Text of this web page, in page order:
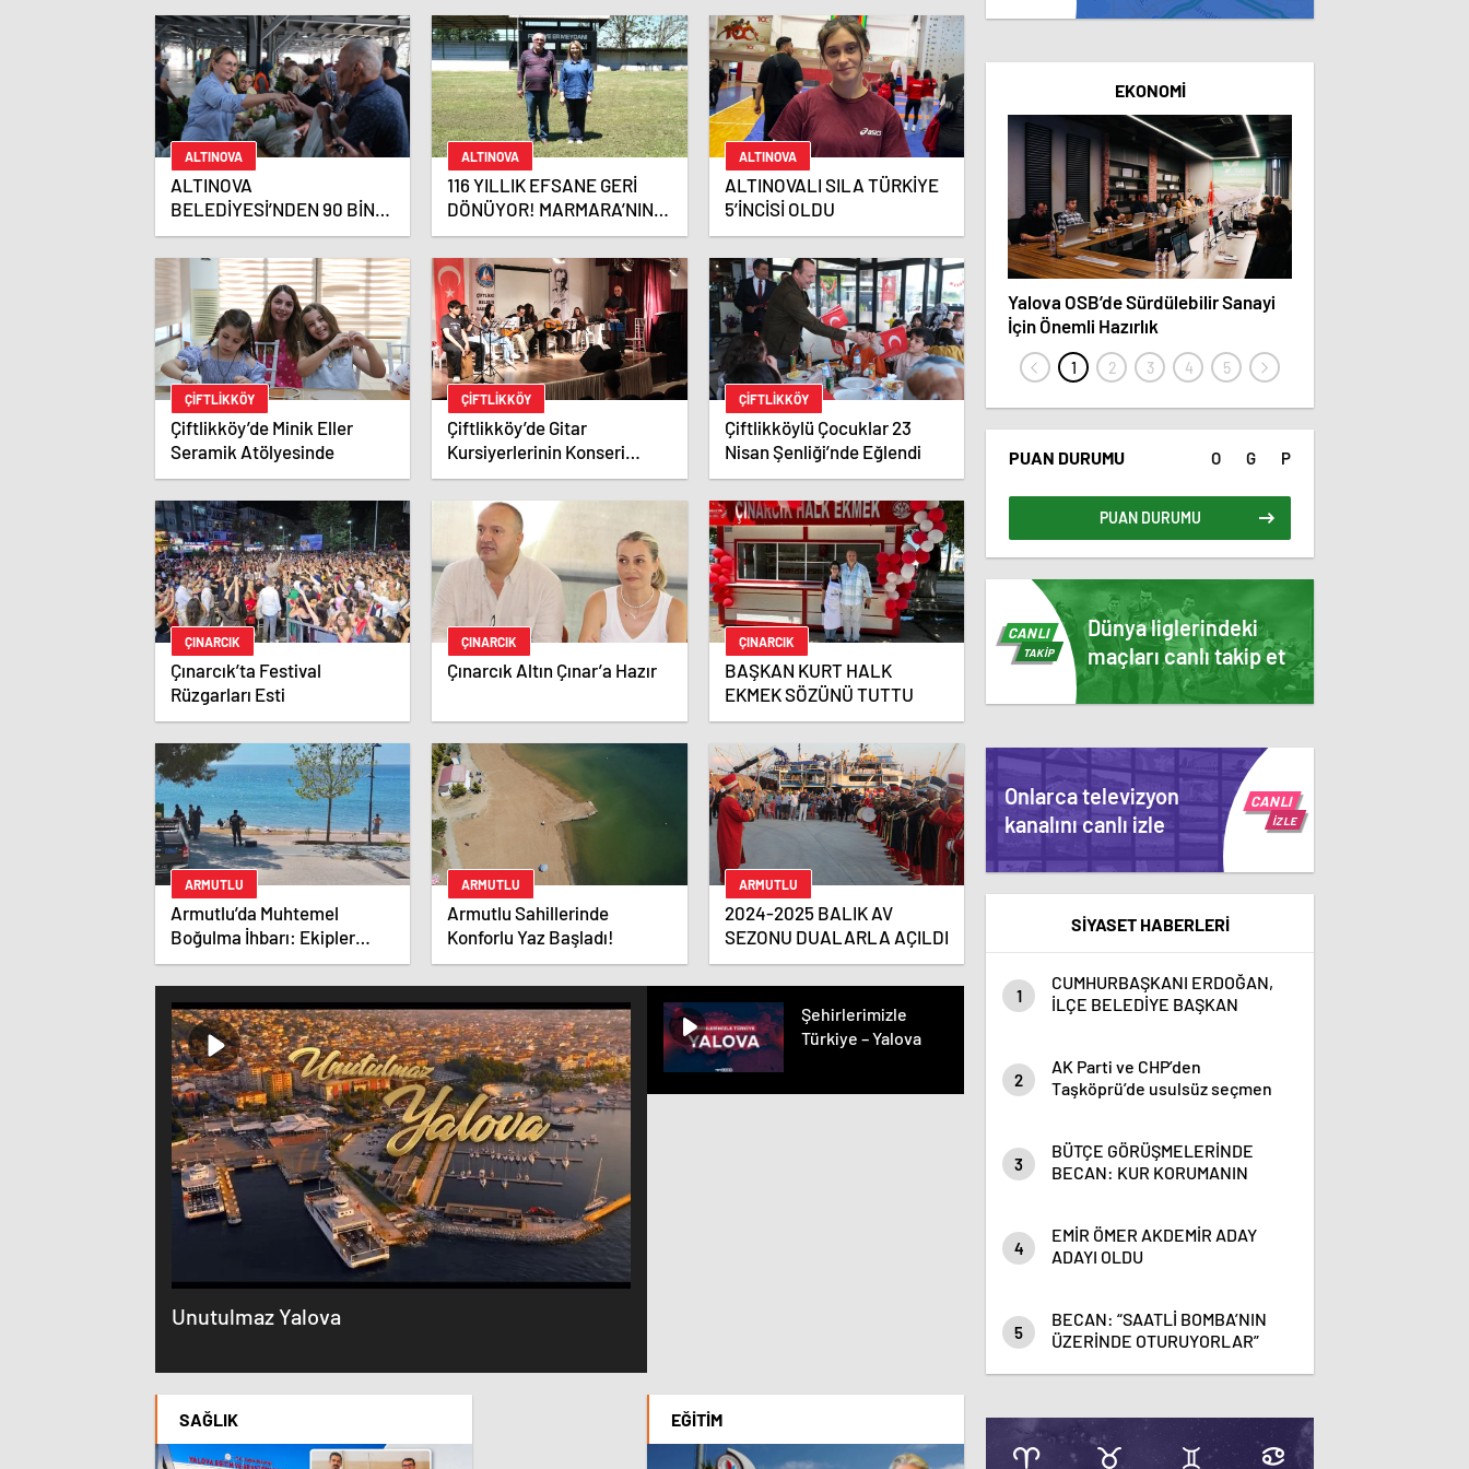
Üzerimizden Örtmeye
Çalışmasınlar”
ALTINOVA
ALTINOVA
BELEDİYESİ’NDEN 90 BİN
ADET FİDE DAĞITIMI
ALTINOVA
116 YILLIK EFSANE GERİ
DÖNÜYOR! MARMARA’NIN
ER MEYDANI YENİDEN
KURULUYOR
ALTINOVA
ALTINOVALI SILA TÜRKİYE
5’İNCİSİ OLDU
ÇIFTLIKKÖY
Çiftlikköy’de Minik Eller
Seramik Atölyesinde
ÇIFTLIKKÖY
Çiftlikköy’de Gitar
Kursiyerlerinin Konseri
Beğeni Topladı
ÇIFTLIKKÖY
Çiftlikköylü Çocuklar 23
Nisan Şenliği’nde Eğlendi
ÇINARCIK
Çınarcık’ta Festival
Rüzgarları Esti
ÇINARCIK
Çınarcık Altın Çınar’a Hazır
ÇINARCIK
BAŞKAN KURT HALK
EKMEK SÖZÜNÜ TUTTU
ARMUTLU
Armutlu’da Muhtemel
Boğulma İhbarı: Ekipler
Seferber Oldu
ARMUTLU
Armutlu Sahillerinde
Konforlu Yaz Başladı!
ARMUTLU
2024-2025 BALIK AV
SEZONU DUALARLA AÇILDI
Unutulmaz Yalova
Şehirlerimizle
Türkiye – Yalova
SAĞLIK EĞITIM
EKONOMI
Yalova OSB’de Sürdülebilir Sanayi
İçin Önemli Hazırlık
PUAN DURUMU O G P
PUAN DURUMU
Dünya liglerindeki
maçları canlı takip et
CANLI
TAKİP
Onlarca televizyon
kanalını canlı izle
CANLI
İZLE
SİYASET HABERLERİ
1
CUMHURBAŞKANI ERDOĞAN,
İLÇE BELEDİYE BAŞKAN
2
AK Parti ve CHP’den
Taşköprü’de usulsüz seçmen
3
BÜTÇE GÖRÜŞMELERİNDE
BECAN: KUR KORUMANIN
4
EMİR ÖMER AKDEMİR ADAY
ADAYI OLDU
5
BECAN: “SAATLİ BOMBA’NIN
ÜZERİNDE OTURUYORLAR”